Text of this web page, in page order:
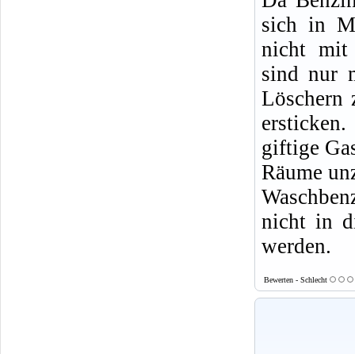
sich in
nicht mit
sind nur
Löschern
giftige
Räume
nicht in
werden.
Bewerten - Schlecht